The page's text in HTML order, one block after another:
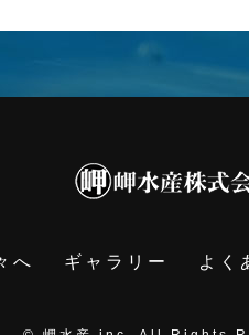
へ ギャラリー よく